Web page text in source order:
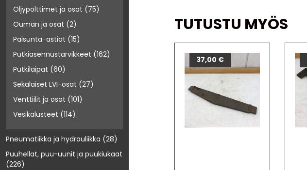
Öljypolttimet ja osat (75)
Ouman ja osat (2)
Paisunta-astiat (15)
Putkiasennustarvikkeet (162)
Putkilaipat (60)
Sekalaiset LVI-osat (27)
Venttiilit ja osat (101)
Vesikalusteet (114)
Pneumatiikka ja hydrauliikka (28)
Puuhellat, puu-uunit ja puukiukaat
(226)
TUTUSTU MYÖS
37,00 €